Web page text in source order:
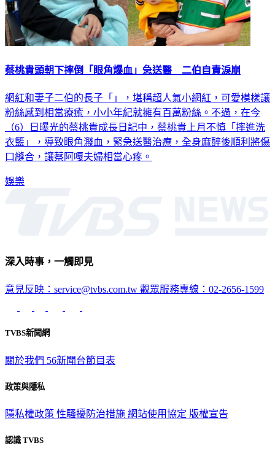
蔡桃貴頭朝下摔倒「眼角爆血」急送醫 二伯自責淚崩
網紅和妻子二伯的長子「」，堪稱超人氣小網紅，可愛模樣讓
粉絲感到相當療癒，小小年紀就擁有百萬粉絲。不過，在今
（6）日曝光的蔡桃貴成長日記中，蔡桃貴上月不慎「摔進洗
衣籃」，導致眼角濺血，緊急送醫治療，全身麻醉後順利將傷
口縫合，讓蔡阿嘎夫婦相當心疼。
娛樂
深入時事，一觸即見
意見反映：service@tvbs.com.tw 觀眾服務專線：02-2656-1599
TVBS新聞網
關於我們 56新聞台節目表
政策與隱私
隱私權政策 性騷擾防治措施 網站使用協定 版權宣告
認識 TVBS